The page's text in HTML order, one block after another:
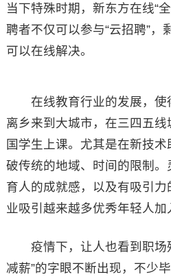
当下特殊时期，新东方在线“
聘者不仅可以参与“云招聘”，
可以在线解决。
在线教育行业的发展，使
离乡来到大城市，在三四五
国学生上课。尤其是在新技
破传统的地域、时间的限制
育人的成就感，以及有吸引
业吸引越来越多优秀年轻人加
疫情下，让人也看到职场
减薪”的字眼不断出现，不少